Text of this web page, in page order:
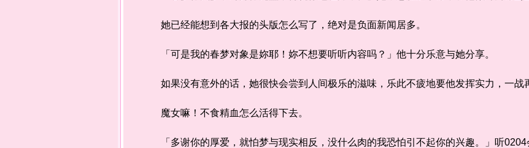
她已经能想到各大报的头版怎么写了，绝对是负面新闻居多。
「可是我的春梦对象是妳耶！妳不想要听听内容吗？」他十分乐意与她分享。
如果没有意外的话，她很快会尝到人间极乐的滋味，乐此不疲地要他发挥实力，一战
魔女嘛！不食精血怎么活得下去。
「多谢你的厚爱，就怕梦与现实相反，没什么肉的我恐怕引不起你的兴趣。」听0204